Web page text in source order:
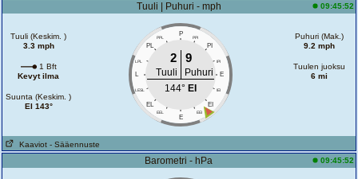
Tuuli | Puhuri - mph 09:45:52
Tuuli (Keskim. )
3.3 mph
1 Bft
Kevyt ilma
Suunta (Keskim. )
EI 143°
P
PPL PPI
PL PI
LPL IPI
L E
LESL IEI
EL EI
EEL EEI
E
2 9
Tuuli
Puhuri
144° EI
Puhuri (Mak.)
9.2 mph
Tuulen juoksu
6 mi
Kaaviot - Sääennuste
Barometri - hPa 09:45:52